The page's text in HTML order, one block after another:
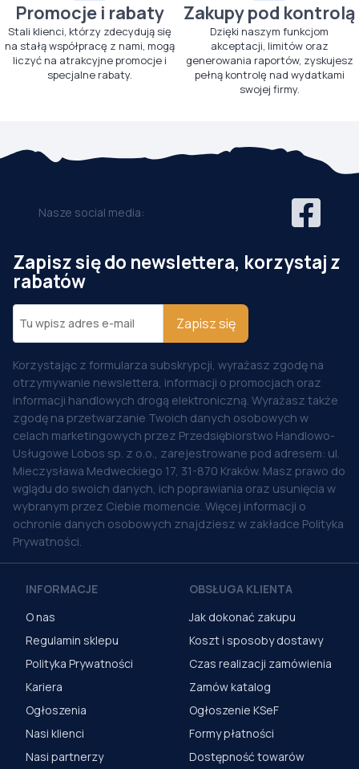
Promocje i rabaty
Stali klienci, którzy zdecydują się
na stałą współpracę z nami, mogą
liczyć na atrakcyjne promocje i
specjalne rabaty.
Zakupy pod kontrolą
Dzięki naszym funkcjom
akceptacji, limitów oraz
generowania raportów, zyskujesz
pełną kontrolę nad wydatkami
swojej firmy.
Nasze social media:
Zapisz się do newslettera, korzystaj z
rabatów
Zapisz się
Korzystając z formularza subskrypcji, wyrażasz zgodę na
otrzymywanie newslettera, informacji o promocjach oraz
informacji handlowych drogą elektroniczną. Wyrażasz także
zgodę na przetwarzanie Twoich danych osobowych w
celach marketingowych przez Przedsiębiorstwo Handlowo-
Usługowe Lobos sp. z o.o., zarejestrowane pod adresem: ul.
Mieczysława Medweckiego 17, 31-870 Kraków. Masz prawo do
wglądu do swoich danych, ich poprawiania oraz usunięcia w
wybranym przez Ciebie momencie. Więcej informacji o
ochronie danych osobowych znajdziesz w zakładce Polityka
Prywatności.
INFORMACJE
O nas
Regulamin sklepu
Polityka Prywatności
Kariera
Ogłoszenia
Nasi klienci
Nasi partnerzy
OBSŁUGA KLIENTA
Jak dokonać zakupu
Koszt i sposoby dostawy
Czas realizacji zamówienia
Zamów katalog
Ogłoszenie KSeF
Formy płatności
Dostępność towarów